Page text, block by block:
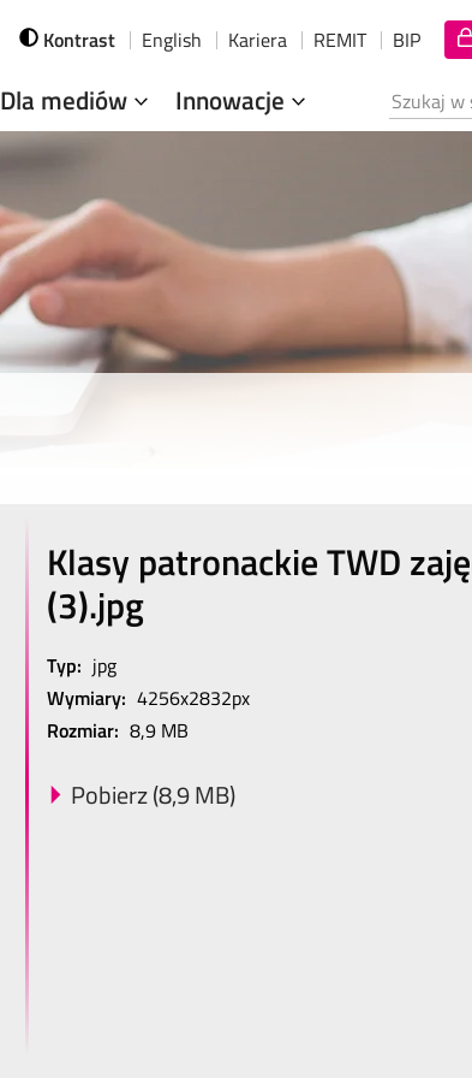
Szukana fraza
Dla mediów Innowacje
Kontrast English Kariera REMIT BIP
Klasy patronackie TWD
(3).jpg
Typ: jpg
Wymiary: 4256x2832px
Rozmiar: 8,9 MB
Pobierz (8,9 MB)